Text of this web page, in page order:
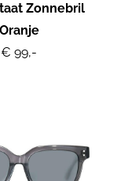
Zonnebril
Oranje
€ 99,-